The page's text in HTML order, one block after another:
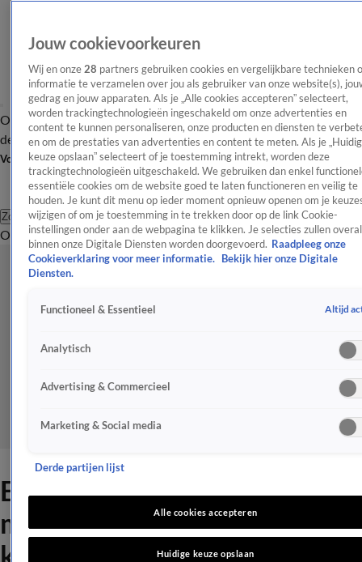
OverzichtAfleveringen Entertainment TV Algemeen
Tip
de redactieNieuwsbrief
Volg Shownieuws
Zoeken
OverzichtEntertainmentSpraakmakendRealityCrimeVideo's
Een huis vol-familie Blom
maakt geslacht van negende
kind bekend
Jouw cookievoorkeuren
Wij en onze 28 partners gebruiken cookies en vergelijkbare technieken
informatie te verzamelen over jou als gebruiker van onze website(s),
gedrag en jouw apparaten. Als je „Alle cookies accepteren” selecteert,
worden trackingtechnologieën ingeschakeld om onze advertenties en
content te kunnen personaliseren, onze producten en diensten te
en om de prestaties van advertenties en content te meten. Als je
keuze opslaan” selecteert of je toestemming intrekt, worden deze
trackingtechnologieën uitgeschakeld. We gebruiken dan enkel
essentiële cookies om de website goed te laten functioneren en veilig te
houden. Je kunt dit menu op ieder moment opnieuw openen om je
wijzigen of om je toestemming in te trekken door op de link Cookie-
instellingen onder aan de webpagina te klikken. Je selecties zullen overal
binnen onze Digitale Diensten worden doorgevoerd. Raadpleeg onze
Cookieverklaring voor meer informatie.
Bekijk hier onze Digitale
Diensten.
Functioneel & Essentieel Altijd
Analytisch
Advertising & Commercieel
Marketing & Social media
Derde partijen lijst
Alle cookies accepteren
Huidige keuze opslaan